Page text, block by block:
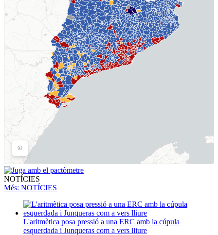
NOTÍCIES
Més: NOTÍCIES
L'aritmètica posa pressió a una ERC amb la cúpula
esquerdada i Junqueras com a vers lliure